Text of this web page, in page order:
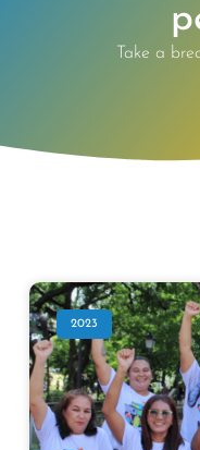
Take a
2023